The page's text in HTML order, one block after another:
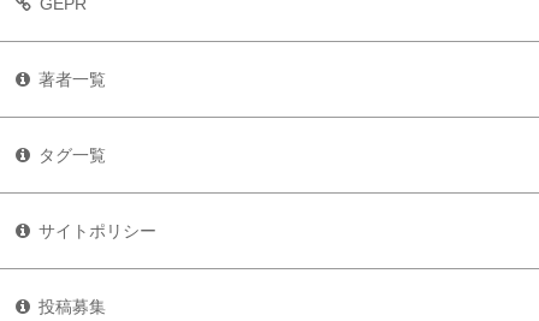
著者一覧
タグ一覧
サイトポリシー
投稿募集